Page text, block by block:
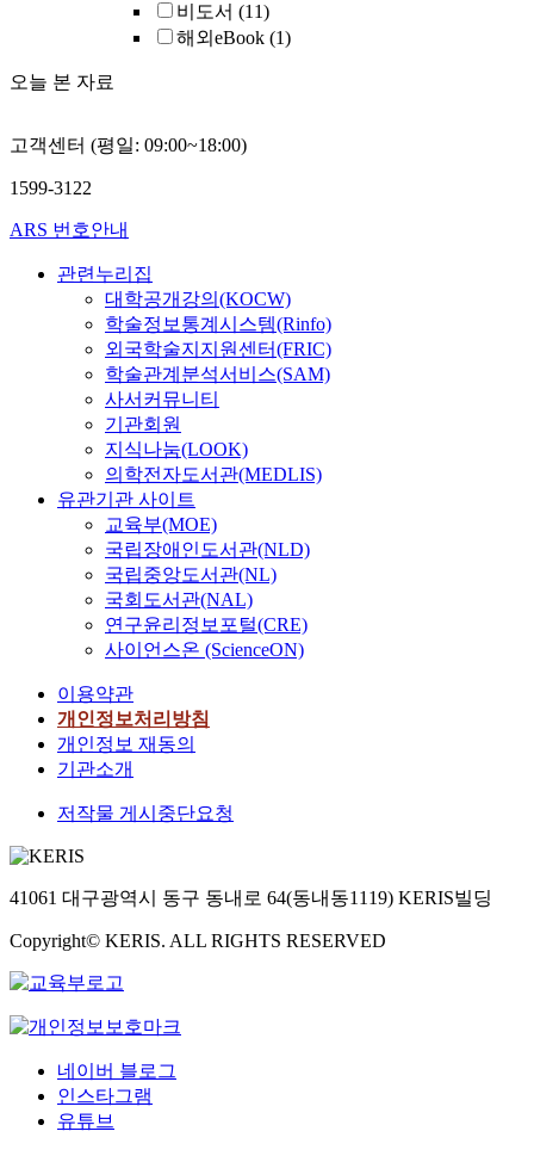
비도서 (11)
해외eBook (1)
오늘 본 자료
고객센터 (평일: 09:00~18:00)
1599-3122
ARS 번호안내
관련누리집
대학공개강의(KOCW)
학술정보통계시스템(Rinfo)
외국학술지지원센터(FRIC)
학술관계분석서비스(SAM)
사서커뮤니티
기관회원
지식나눔(LOOK)
의학전자도서관(MEDLIS)
유관기관 사이트
교육부(MOE)
국립장애인도서관(NLD)
국립중앙도서관(NL)
국회도서관(NAL)
연구윤리정보포털(CRE)
사이언스온 (ScienceON)
이용약관
개인정보처리방침
개인정보 재동의
기관소개
저작물 게시중단요청
41061 대구광역시 동구 동내로 64(동내동1119) KERIS빌딩
Copyright© KERIS. ALL RIGHTS RESERVED
네이버 블로그
인스타그램
유튜브